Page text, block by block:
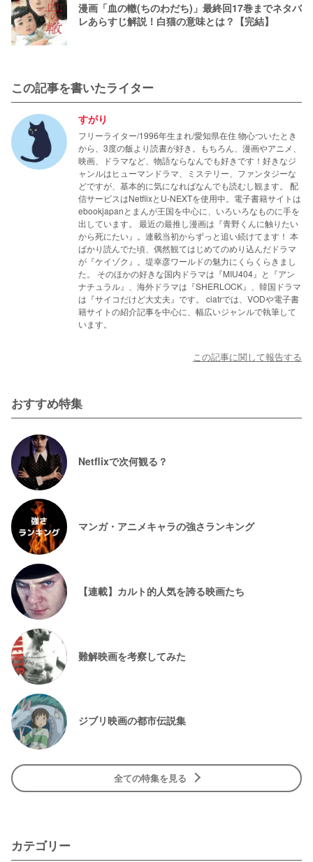
漫画「血の轍(ちのわだち)」最終回17巻までネタバ
レあらすじ解説！白猫の意味とは？【完結】
この記事を書いたライター
すがり
フリーライター/1996年生まれ/愛知県在住 物心ついたとき
から、3度の飯より読書が好き。もちろん、漫画やアニメ、
映画、ドラマなど、物語ならなんでも好きです！好きなジ
ャンルはヒューマンドラマ、ミステリー、ファンタジーな
どですが、基本的に気になればなんでも読むし観ます。 配
信サービスはNetflixとU-NEXTを使用中。電子書籍サイトは
ebookjapanとまんが王国を中心に、いろいろなものに手を
出しています。 最近の最推し漫画は『青野くんに触りたい
から死にたい』。連載当初からずっと追い続けてます！ 本
ばかり読んでた頃、偶然観てはじめてのめり込んだドラマ
が『ケイゾク』。堤幸彦ワールドの魅力にくらくらきまし
た。 そのほかの好きな国内ドラマは『MIU404』と『アン
ナチュラル』、海外ドラマは『SHERLOCK』、韓国ドラマ
は『サイコだけど大丈夫』です。 ciatrでは、VODや電子書
籍サイトの紹介記事を中心に、幅広いジャンルで執筆して
います。
この記事に関して報告する
おすすめ特集
Netflixで次何観る？
マンガ・アニメキャラの強さランキング
【連載】カルト的人気を誇る映画たち
難解映画を考察してみた
ジブリ映画の都市伝説集
全ての特集を見る
カテゴリー